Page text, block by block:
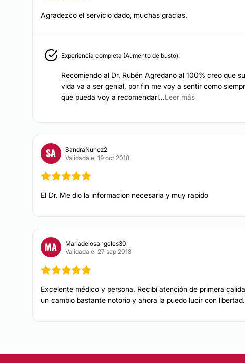
manteniendo la armonía
certificaciones de los
de profesionistas. Dentro
en Cirugía Plástica Estética
servicios a disposición en
Tratamientos
ABDOMINOPLASTIA
Cuando existe un
la principal causa de
los embarazos. Con
abdomen plano y
donde su presencia
brazos, entrepierna,
TOXINA BOTULÍNICA
dosis adecuadas las
Agradezco el servicio dado, muchas gracias.
Experiencia completa (Aumento de busto):
Recomiendo al Dr. Rubén Agredano al 100% creo que
vida va a ser genial, por fin me voy a sentir como
que pueda voy a recomendarl...Leer más
SA
SandraNunez2
Validada el 19 oct 2018
El Dr. Me dio la informacion necesaria y muy rapido
MA
Mariadelosangeles30
Validada el 27 sep 2018
Excelente médico y persona. Recibí atención de primera
un cambio bastante notorio y ahora la puedo lucir con